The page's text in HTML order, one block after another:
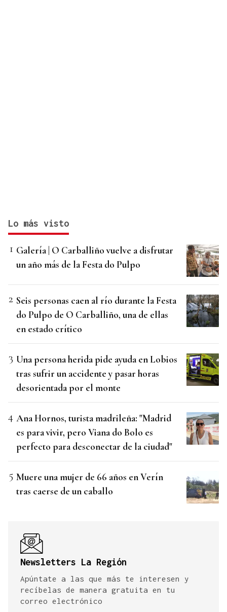
Lo más visto
Galería | O Carballiño vuelve a disfrutar
un año más de la Festa do Pulpo
Seis personas caen al río durante la Festa
do Pulpo de O Carballiño, una de ellas
en estado crítico
Una persona herida pide ayuda en Lobios
tras sufrir un accidente y pasar horas
desorientada por el monte
Ana Hornos, turista madrileña: "Madrid
es para vivir, pero Viana do Bolo es
perfecto para desconectar de la ciudad"
Muere una mujer de 66 años en Verín
tras caerse de un caballo
Newsletters La Región
Apúntate a las que más te interesen y
recíbelas de manera gratuita en tu
correo electrónico